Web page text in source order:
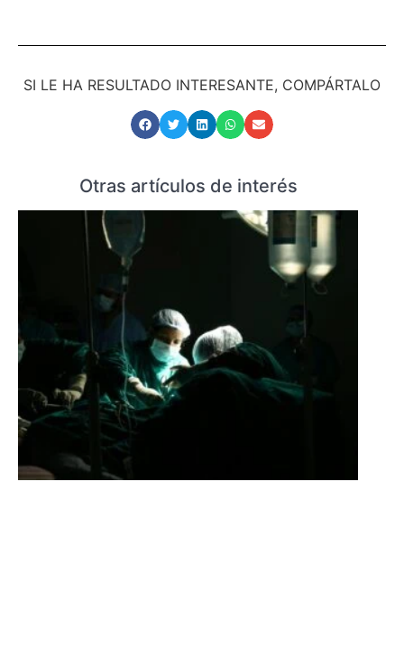
SI LE HA RESULTADO INTERESANTE, COMPÁRTALO
Otras artículos de interés